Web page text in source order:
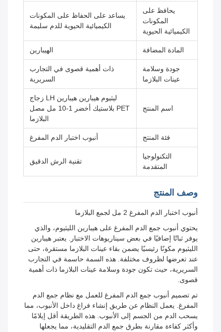
يحافظ على
المكونات
الكيميائية الحيوية
يساعد على الحفاظ على المكونات
الكيميائية الحيوية للدم سليمة
المادة المضافة الهيبارين
جودة وسلامة
عينات البلازما
ذات أهمية قصوى في التجارب
السريرية
اسم المنتج
ليثيوم هيبارين هيبارين LH زجاج
PET بلاستيك أخضر 1-10 مل مصل
البلازما
فئة المنتج أنبوب اختبار الدم المفرغ
التكنولوجيا
المتقدمة
تقنية الرش الدقيق
وصف المنتج
أنبوب اختبار الدم المفرغ 2 مل لجمع البلازما
يحتوي أنبوب جمع الدم المفرغ على هيبارين الليثيوم، والذي
يوفر ثباتًا إضافيًا في بعض سيناريوهات الاختبار. يعتبر هيبارين
الليثيوم مكونًا رئيسيًا يضمن بقاء عينات البلازما مستقرة، حتى
عند تعرضها لظروف مختلفة. هذه السمة حاسمة في التجارب
السريرية، حيث تكون جودة وسلامة عينات البلازما ذات أهمية
قصوى.
تم تصميم أنبوب جمع الدم المفرغ للعمل مع نظام جمع الدم
المفرغ. يعمل النظام عن طريق إنشاء فراغ داخل الأنبوب، مما
يسحب الدم من الجسم إلى الأنبوب. هذه الطريقة أقل إيلامًا
وأكثر كفاءة مقارنة بطرق جمع الدم التقليدية، مما يجعلها